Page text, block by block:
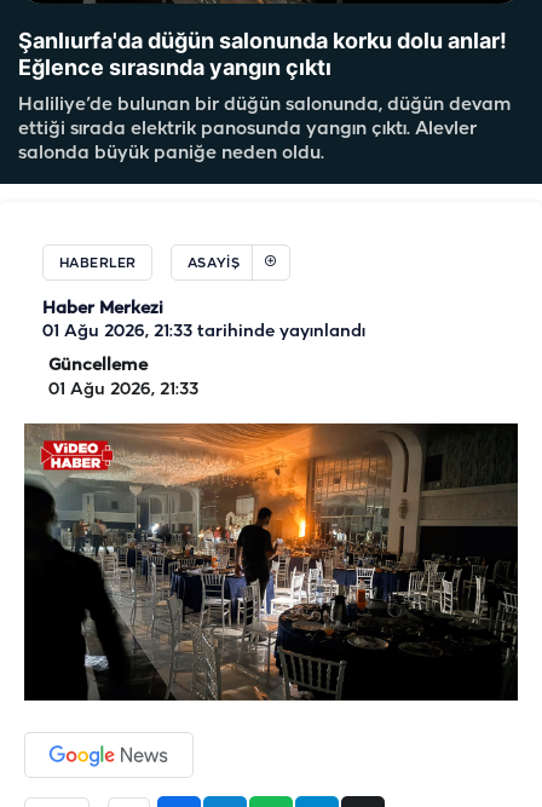
Şanlıurfa'da düğün salonunda korku dolu anlar!
Eğlence sırasında yangın çıktı
Haliliye’de bulunan bir düğün salonunda, düğün devam
ettiği sırada elektrik panosunda yangın çıktı. Alevler
salonda büyük paniğe neden oldu.
HABERLER ASAYIŞ
Haber Merkezi
01 Ağu 2026, 21:33 tarihinde yayınlandı
Güncelleme
01 Ağu 2026, 21:33